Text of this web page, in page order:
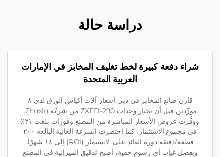
دراسة حالة
شراء دفعة كبيرة لخط تغليف المخابز في الإمارات
العربية المتحدة
قارن صانع المخابز في دبي أسعار آلات أكياس الورق لدى ٨
مورِّدين قبل أن يختار وحدات ZXFD-290 من شركة Zhuxin.
ووفَّرت عروض الأسعار المباشرة من المصنع وفورات بلغت ٢١٪
في مجموع الاستثمار، كما اختصرت السرعة العالية البالغة ٢٠٠
قطعة/دقيقة دورة العائد على الاستثمار (ROI) إلى ١٤ شهرًا.
وبفضل غياب أي رسوم خفية، أصبح تدقيق الميزانية في المصنع